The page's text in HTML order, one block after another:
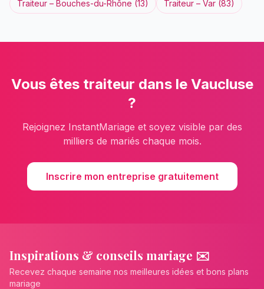
Traiteur – Bouches-du-Rhône (13) Traiteur – Var (83)
Vous êtes traiteur dans le Vaucluse
?
Rejoignez InstantMariage et soyez visible par des
milliers de mariés chaque mois.
Inscrire mon entreprise gratuitement
Inspirations & conseils mariage ✉️
Recevez chaque semaine nos meilleures idées et bons plans
mariage